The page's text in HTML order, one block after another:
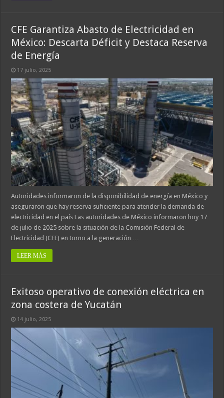
CFE Garantiza Abasto de Electricidad en
México: Descarta Déficit y Destaca Reserva
de Energía
17 julio, 2025
Autoridades informaron de la disponibilidad de energía en México y
aseguraron que hay reserva suficiente para atender la demanda de
electricidad en el país Las autoridades de México informaron hoy 17
de julio de 2025 sobre la situación de la Comisión Federal de
Electricidad (CFE) en torno a la generación …
LEER MÁS
Exitoso operativo de conexión eléctrica en
zona costera de Yucatán
14 julio, 2025